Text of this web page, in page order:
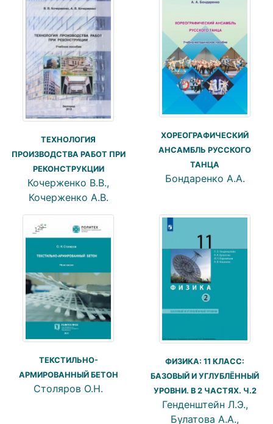
ТЕХНОЛОГИЯ
ПРОИЗВОДСТВА РАБОТ ПРИ
РЕКОНСТРУКЦИИ
Кочерженко В.В.,
Кочерженко А.В.
ХОРЕОГРАФИЧЕСКИЙ
АНСАМБЛЬ РУССКОГО
ТАНЦА
Бондаренко А.А.
ТЕКСТИЛЬНО-
АРМИРОВАННЫЙ БЕТОН
Столяров О.Н.
ФИЗИКА: 11 КЛАСС:
БАЗОВЫЙ И УГЛУБЛЁННЫЙ
УРОВНИ. В 2 ЧАСТЯХ. Ч.2
Генденштейн Л.Э.,
Булатова А.А.,